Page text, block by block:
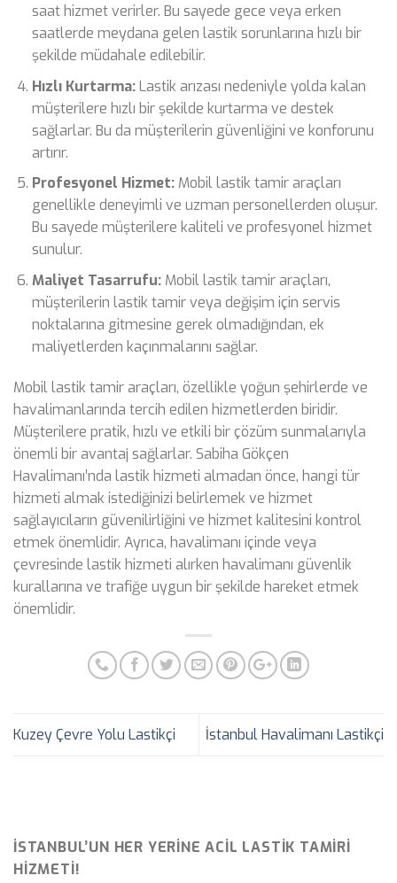
saat hizmet verirler. Bu sayede gece veya erken
saatlerde meydana gelen lastik sorunlarına hızlı bir
şekilde müdahale edilebilir.
Hızlı Kurtarma:Lastik arızası nedeniyle yolda kalan
müşterilere hızlı bir şekilde kurtarma ve destek
sağlarlar. Bu da müşterilerin güvenliğini ve konforunu
artırır.
Profesyonel Hizmet:Mobil lastik tamir araçları
genellikle deneyimli ve uzman personellerden oluşur.
Bu sayede müşterilere kaliteli ve profesyonel hizmet
sunulur.
Maliyet Tasarrufu:Mobil lastik tamir araçları,
müşterilerin lastik tamir veya değişim için servis
noktalarına gitmesine gerek olmadığından, ek
maliyetlerden kaçınmalarını sağlar.
Mobil lastik tamir araçları, özellikle yoğun şehirlerde ve
havalimanlarında tercih edilen hizmetlerden biridir.
Müşterilere pratik, hızlı ve etkili bir çözüm sunmalarıyla
önemli bir avantaj sağlarlar. Sabiha Gökçen
Havalimanı’nda lastik hizmeti almadan önce, hangi tür
hizmeti almak istediğinizi belirlemek ve hizmet
sağlayıcıların güvenilirliğini ve hizmet kalitesini kontrol
etmek önemlidir. Ayrıca, havalimanı içinde veya
çevresinde lastik hizmeti alırken havalimanı güvenlik
kurallarına ve trafiğe uygun bir şekilde hareket etmek
önemlidir.
Kuzey Çevre Yolu Lastikçi İstanbul Havalimanı Lastikçi
İSTANBUL’UN HER YERINE ACIL LASTIK TAMIRI
HIZMETI!